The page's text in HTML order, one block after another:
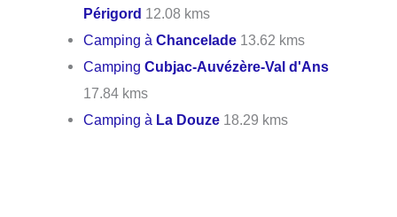
Périgord 12.08 kms
Camping àChancelade 13.62 kms
CampingCubjac-Auvézère-Val d'Ans
17.84 kms
Camping à La Douze 18.29 kms